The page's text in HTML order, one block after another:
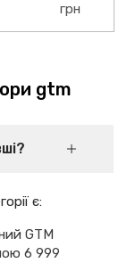
грн
gtm
є:
GTM
6 999